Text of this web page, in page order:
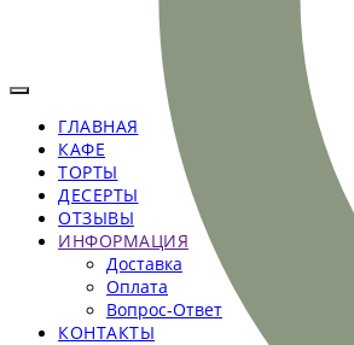
ГЛАВНАЯ
КАФЕ
ТОРТЫ
ДЕСЕРТЫ
ОТЗЫВЫ
ИНФОРМАЦИЯ
Доставка
Оплата
Вопрос-Ответ
КОНТАКТЫ